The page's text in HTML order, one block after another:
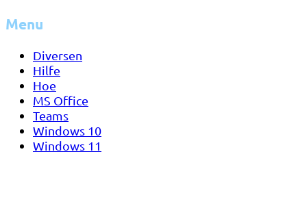
Menu
Diversen
Hilfe
Hoe
MS Office
Teams
Windows 10
Windows 11